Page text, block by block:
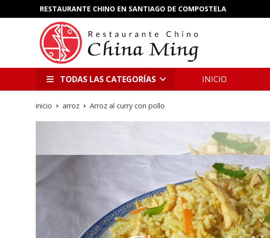
RESTAURANTE CHINO EN SANTIAGO DE COMPOSTELA
TODAS LAS CATEGORÍAS INICIO
inicio arroz Arroz al curry con pollo